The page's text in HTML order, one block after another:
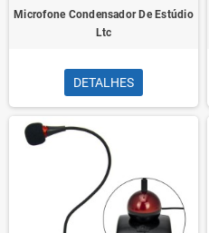
Microfone Condensador De Estúdio
Ltc
DETALHES